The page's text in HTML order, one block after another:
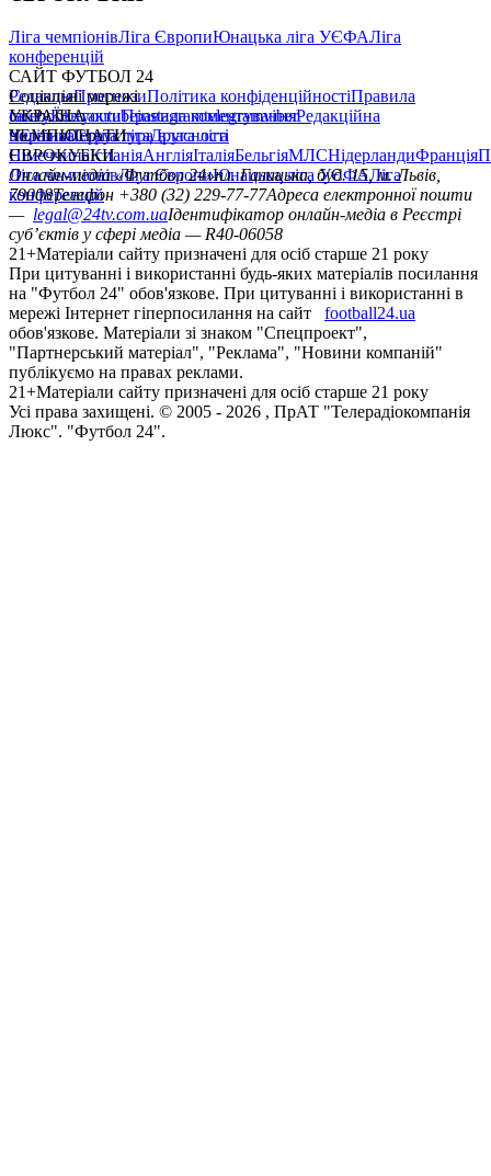
Ліга чемпіонівЛіга ЄвропиЮнацька ліга УЄФАЛіга
конференцій
САЙТ ФУТБОЛ 24
РедакціяПрогнозиПолітика конфіденційностіПравила
сайтуКонтактиПравила коментуванняРедакційна
політикаСтруктура власності
Соціальні мережі
facebookxyoutubeinstagramtelegramviber
УКРАЇНА
УкраїнаПерша лігаДруга ліга
ЧЕМПІОНАТИ
НімеччинаІспаніяАнгліяІталіяБельгіяМЛСНідерландиФранція
ЄВРОКУБКИ
Ліга чемпіонівЛіга ЄвропиЮнацька ліга УЄФАЛіга
конференцій
Онлайн-медіа «Футбол 24»пл. Галицька, буд. 15, м. Львів,
79008Телефон +380 (32) 229-77-77Адреса електронної пошти
— legal@24tv.com.uaІдентифікатор онлайн-медіа в Реєстрі
суб’єктів у сфері медіа — R40-06058
21+Матеріали сайту призначені для осіб старше 21 року
При цитуванні і використанні будь-яких матеріалів посилання
на "Футбол 24" обов'язкове. При цитуванні і використанні в
мережі Інтернет гіперпосилання на сайт
football24.ua
обов'язкове. Матеріали зі знаком "Спецпроект",
"Партнерський матеріал", "Реклама", "Новини компаній"
публікуємо на правах реклами.
21+Матеріали сайту призначені для осіб старше 21 року
Усi права захищенi. © 2005 - 2026 , ПрАТ "Телерадіокомпанія
Люкс". "Футбол 24".